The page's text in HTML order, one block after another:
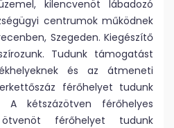
kilencvenöt lábadozó
centrumok működnek
Szegeden. Kiegészítő
Tudunk támogatást
és az átmeneti
férőhelyet tudunk
A kétszázötven férőhelyes
férőhelyet tudunk